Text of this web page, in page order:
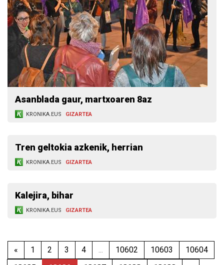
Asanblada gaur, martxoaren 8az
KRONIKA.EUS GIZARTEA
Tren geltokia azkenik, herrian
KRONIKA.EUS GIZARTEA
Kalejira, bihar
KRONIKA.EUS GIZARTEA
« 1 2 3 4 ... 10602 10603
10604